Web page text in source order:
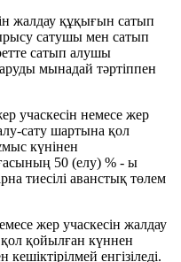
жалдау құқығын сатып
сатушы мен сатып
сатып алушы
мынадай тәртіппен
учаскесін немесе жер
сату шартына қол
күнінен
50 (елу) % - ы
тиесілі аванстық төлем
жер учаскесін жалдау
қойылған күннен
енгізіледі.